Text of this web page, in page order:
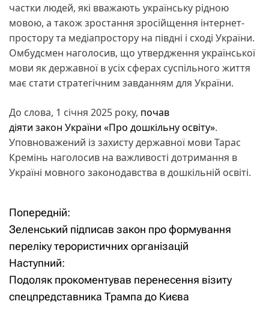
частки людей, які вважають українську рідною
мовою, а також зростання зросійщення інтернет-
простору та медіапростору на півдні і сході України.
Омбудсмен наголосив, що утвердження української
мови як державної в усіх сферах суспільного життя
має стати стратегічним завданням для України.
До слова, 1 січня 2025 року, почав
діяти закон України «Про дошкільну освіту».
Уповноважений із захисту державної мови Тарас
Кремінь наголосив на важливості дотримання в
Україні мовного законодавства в дошкільній освіті.
Н
а
в
і
Попередній:
Зеленський підписав закон про формування
переліку терористичних організацій
Наступний:
Подоляк прокоментував перенесення візиту
спецпредставника Трампа до Києва